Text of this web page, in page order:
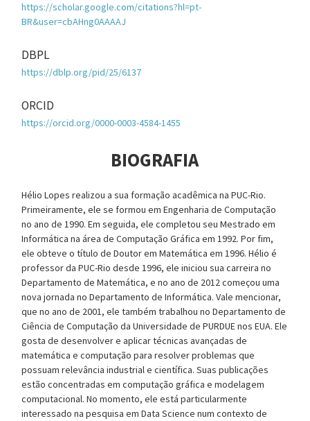
https://scholar.google.com/citations?hl=pt-
BR&user=cbAHng0AAAAJ
DBPL
https://dblp.org/pid/25/6137
ORCID
https://orcid.org/0000-0003-4584-1455
BIOGRAFIA
Hélio Lopes realizou a sua formação acadêmica na PUC-Rio.
Primeiramente, ele se formou em Engenharia de Computação
no ano de 1990. Em seguida, ele completou seu Mestrado em
Informática na área de Computação Gráfica em 1992. Por fim,
ele obteve o título de Doutor em Matemática em 1996. Hélio é
professor da PUC-Rio desde 1996, ele iniciou sua carreira no
Departamento de Matemática, e no ano de 2012 começou uma
nova jornada no Departamento de Informática. Vale mencionar,
que no ano de 2001, ele também trabalhou no Departamento de
Ciência de Computação da Universidade de PURDUE nos EUA. Ele
gosta de desenvolver e aplicar técnicas avançadas de
matemática e computação para resolver problemas que
possuam relevância industrial e científica. Suas publicações
estão concentradas em computação gráfica e modelagem
computacional. No momento, ele está particularmente
interessado na pesquisa em Data Science num contexto de